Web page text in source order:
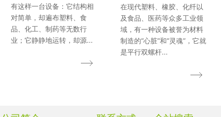
有这样一台设备：它结构相
对简单，却遍布塑料、食
品、化工、制药等无数行
业；它静静地运转，却源...
在现代塑料、橡胶、化纤以
及食品、医药等众多工业领
域，有一种设备被誉为材料
制造的“心脏”和“灵魂”，它就
是平行双螺杆...